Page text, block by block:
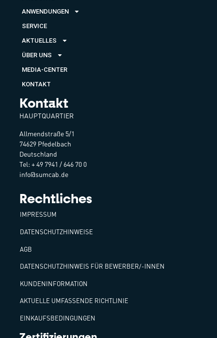
ANWENDUNGEN
SERVICE
AKTUELLES
ÜBER UNS
MEDIA-CENTER
KONTAKT
Kontakt
HAUPTQUARTIER
Allmendstraße 5/1
74629 Pfedelbach
Deutschland
Tel: + 49 7941 / 646 70 0
info@sumcab.de
Rechtliches
IMPRESSUM
DATENSCHUTZHINWEISE
AGB
DATENSCHUTZHINWEIS FÜR BEWERBER/-INNEN
KUNDENINFORMATION
AKTUELLE UMFASSENDE RICHTLINIE
EINKAUFSBEDINGUNGEN